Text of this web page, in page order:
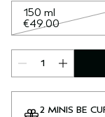
150 ml
€49.00
2 MINIS BE